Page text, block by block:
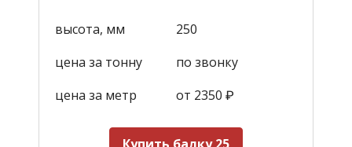
высота, мм
250
цена за тонну
по звонку
цена за метр
от 2350 ₽